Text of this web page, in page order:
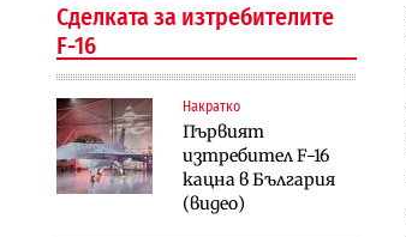
Сделката за изтребителите
F-16
Накратко
Първият
изтребител F-16
кацна в България
(видео)